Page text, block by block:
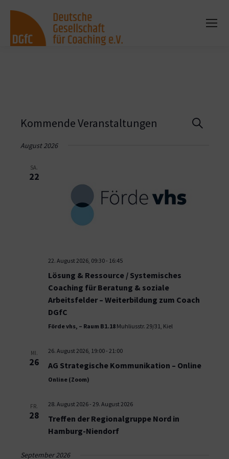
Suche
Kommende Veranstaltungen
August 2026
SA.
22
22. August 2026, 09:30- 16:45
Lösung & Ressource / Systemisches
Coaching für Beratung & soziale
Arbeitsfelder – Weiterbildung zum Coach
DGfC
Förde vhs, – Raum B1.18 Muhliusstr. 29/31, Kiel
MI.
26
26. August 2026, 19:00- 21:00
AG Strategische Kommunikation – Online
Online (Zoom)
FR.
28
28. August 2026- 29. August 2026
Treffen der Regionalgruppe Nord in
Hamburg-Niendorf
September 2026